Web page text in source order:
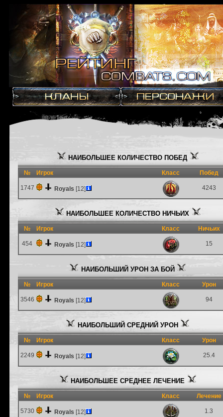
НАИБОЛЬШЕЕ КОЛИЧЕСТВО ПОБЕД
№ Игрок Класс Побед
1747 Royals [12] 4243
НАИБОЛЬШЕЕ КОЛИЧЕСТВО НИЧЬИХ
№ Игрок Класс Ничьих
454 Royals [12] 15
НАИБОЛЬШИЙ УРОН ЗА БОЙ
№ Игрок Класс Урон
3546 Royals [12] 94
НАИБОЛЬШИЙ СРЕДНИЙ УРОН
№ Игрок Класс Урон
2249 Royals [12] 25.4
НАИБОЛЬШЕЕ СРЕДНЕЕ ЛЕЧЕНИЕ
№ Игрок Класс Лечение
5730 Royals [12] 1.3